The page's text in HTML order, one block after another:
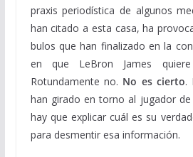
praxis periodística de algunos
han citado a esta casa, ha
bulos que han finalizado en la
en que LeBron James
Rotundamente no. No es cierto.
han girado en torno al jugador de
hay que explicar cuál es su
para desmentir esa información.